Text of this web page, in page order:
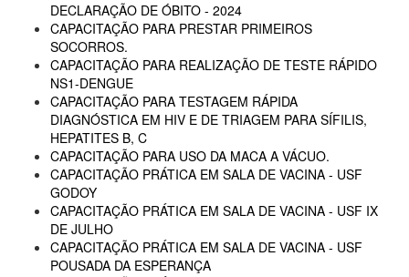
DECLARAÇÃO DE ÓBITO - 2024
CAPACITAÇÃO PARA PRESTAR PRIMEIROS
SOCORROS.
CAPACITAÇÃO PARA REALIZAÇÃO DE TESTE RÁPIDO
NS1-DENGUE
CAPACITAÇÃO PARA TESTAGEM RÁPIDA
DIAGNÓSTICA EM HIV E DE TRIAGEM PARA SÍFILIS,
HEPATITES B, C
CAPACITAÇÃO PARA USO DA MACA A VÁCUO.
CAPACITAÇÃO PRÁTICA EM SALA DE VACINA - USF
GODOY
CAPACITAÇÃO PRÁTICA EM SALA DE VACINA - USF IX
DE JULHO
CAPACITAÇÃO PRÁTICA EM SALA DE VACINA - USF
POUSADA DA ESPERANÇA